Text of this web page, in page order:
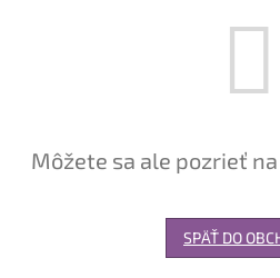
Môžete sa ale pozrieť
SPÄŤ DO